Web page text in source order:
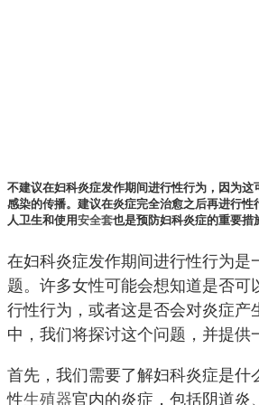
不建议在妇科炎症发作期间进行性行为，因为这
感染的传播。建议在炎症完全治愈之后再进行性
人卫生和使用安全套也是预防妇科炎症的重要措
在妇科炎症发作期间进行性行为是
题。许多女性可能会想知道是否可
行性行为，或者这是否会对炎症产
中，我们将探讨这个问题，并提供
首先，我们需要了解妇科炎症是什
性生殖器官内的炎症，包括阴道炎